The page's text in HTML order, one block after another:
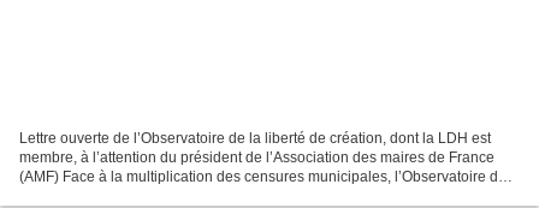
Lettre ouverte de l’Observatoire de la liberté de création, dont la LDH est
membre, à l’attention du président de l’Association des maires de France
(AMF) Face à la multiplication des censures municipales, l’Observatoire de